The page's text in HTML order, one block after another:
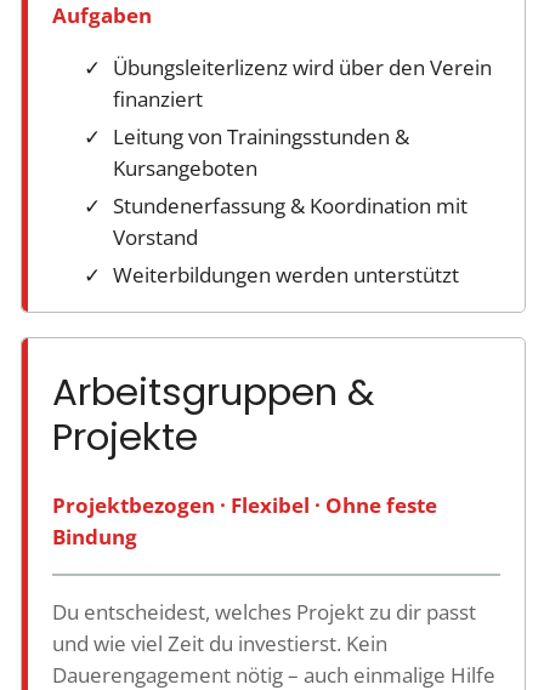
Aufgaben
Übungsleiterlizenz wird über den Verein
finanziert
Leitung von Trainingsstunden &
Kursangeboten
Stundenerfassung & Koordination mit
Vorstand
Weiterbildungen werden unterstützt
Arbeitsgruppen &
Projekte
Projektbezogen · Flexibel · Ohne feste
Bindung
Du entscheidest, welches Projekt zu dir passt
und wie viel Zeit du investierst. Kein
Dauerengagement nötig – auch einmalige Hilfe